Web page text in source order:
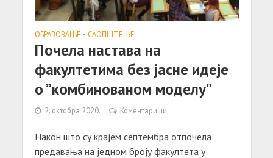
ОБРАЗОВАЊЕ • САОПШТЕЊE
Почела настава на
факултетима без јасне идеје
о ”комбинованом моделу”
2. октобра 2020. Коментариши
Након што су крајем септембра отпочела
предавања на једном броју факултета у